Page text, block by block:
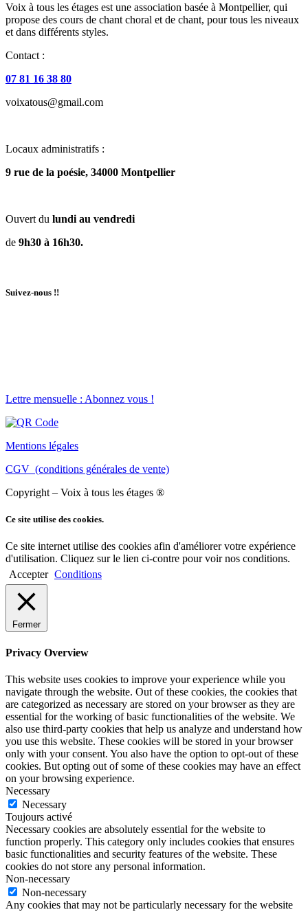
Voix à tous les étages est une association basée à Montpellier, qui
propose des cours de chant choral et de chant, pour tous les niveaux
et dans différents styles.
Contact :
07 81 16 38 80
voixatous@gmail.com
Locaux administratifs :
9 rue de la poésie, 34000 Montpellier
Ouvert du lundi au vendredi
de 9h30 à 16h30.
Suivez-nous !!
Lettre mensuelle : Abonnez vous !
Mentions légales
CGV (conditions générales de vente)
Copyright – Voix à tous les étages ®
Ce site utilise des cookies.
Ce site internet utilise des cookies afin d'améliorer votre expérience
d'utilisation. Cliquez sur le lien ci-contre pour voir nos conditions.
Accepter Conditions
Fermer
Privacy Overview
This website uses cookies to improve your experience while you
navigate through the website. Out of these cookies, the cookies that
are categorized as necessary are stored on your browser as they are
essential for the working of basic functionalities of the website. We
also use third-party cookies that help us analyze and understand how
you use this website. These cookies will be stored in your browser
only with your consent. You also have the option to opt-out of these
cookies. But opting out of some of these cookies may have an effect
on your browsing experience.
Necessary
Necessary
Toujours activé
Necessary cookies are absolutely essential for the website to
function properly. This category only includes cookies that ensures
basic functionalities and security features of the website. These
cookies do not store any personal information.
Non-necessary
Non-necessary
Any cookies that may not be particularly necessary for the website